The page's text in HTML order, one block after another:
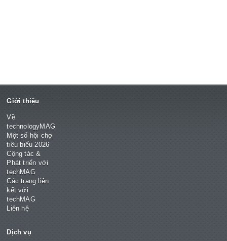
Giới thiệu
Về
technologyMAG
Một số hội chợ
tiêu biểu 2026
Cộng tác &
Phát triển với
techMAG
Các trang liên
kết với
techMAG
Liên hệ
Dịch vụ